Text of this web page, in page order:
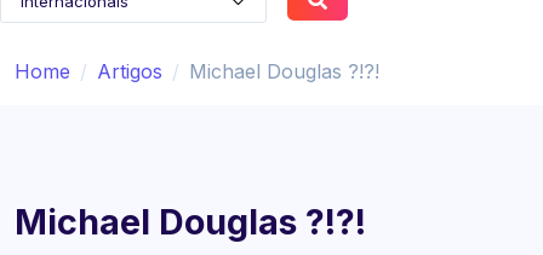
Home Artigos Michael Douglas ?!?!
Michael Douglas ?!?!